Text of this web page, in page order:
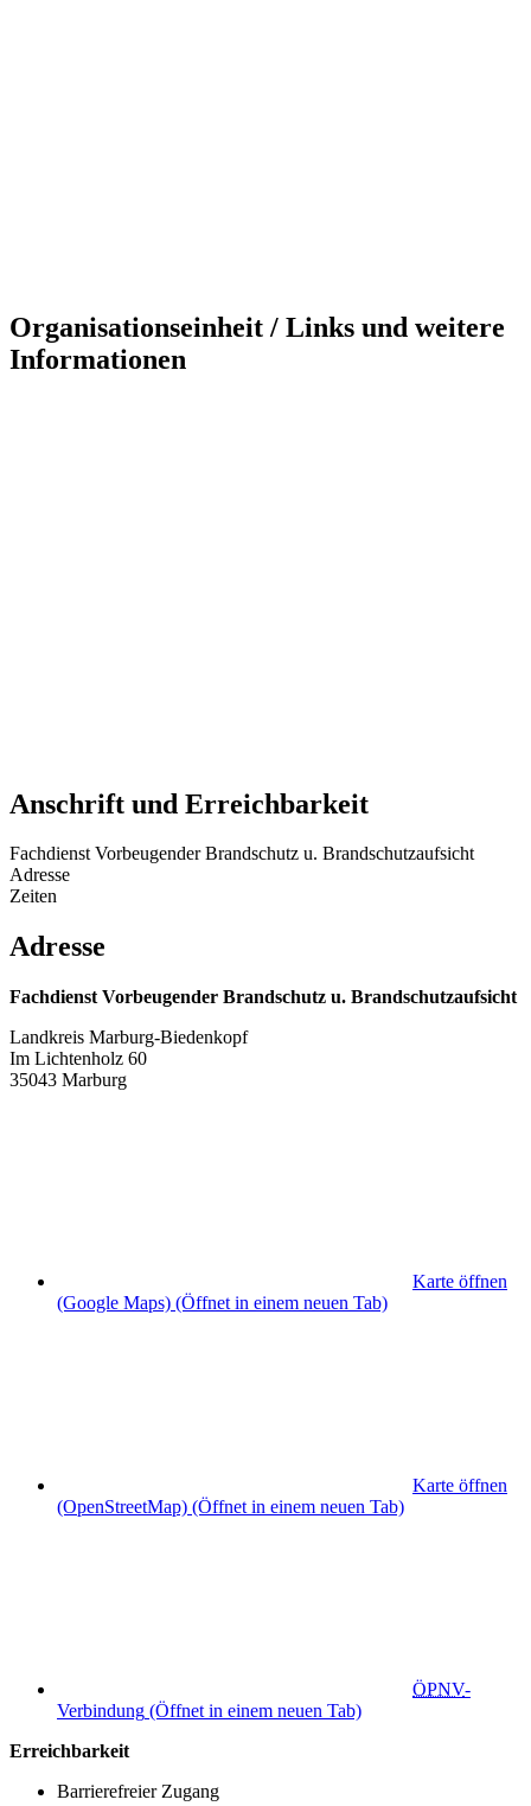
Organisationseinheit / Links und weitere
Informationen
Anschrift und Erreichbarkeit
Fachdienst Vorbeugender Brandschutz u. Brandschutzaufsicht
Adresse
Zeiten
Adresse
Fachdienst Vorbeugender Brandschutz u. Brandschutzaufsicht
Landkreis Marburg-Biedenkopf
Im Lichtenholz 60
35043 Marburg
Karte öffnen
(Google Maps) (Öffnet in einem neuen Tab)
Karte öffnen
(OpenStreetMap) (Öffnet in einem neuen Tab)
ÖPNV-
Verbindung (Öffnet in einem neuen Tab)
Erreichbarkeit
Barrierefreier Zugang